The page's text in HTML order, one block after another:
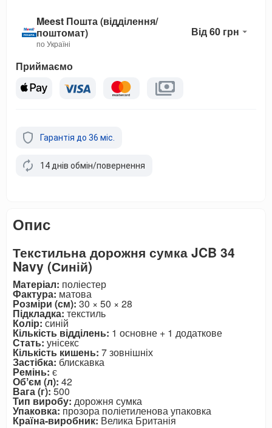
Meest Пошта (відділення/
поштомат)
по Україні
Від 60 грн
Приймаємо
Гарантія до 36 міс.
14 днів обмін/повернення
Опис
Текстильна дорожня сумка JCB 34
Navy (Синій)
Матеріал: поліестер
Фактура: матова
Розміри (см): 30 × 50 × 28
Підкладка: текстиль
Колір: синій
Кількість відділень: 1 основне + 1 додаткове
Стать: унісекс
Кількість кишень: 7 зовнішніх
Застібка: блискавка
Ремінь: є
Обʼєм (л): 42
Вага (г):500
Тип виробу: дорожня сумка
Упаковка: прозора поліетиленова упаковка
Країна-виробник: Велика Британія